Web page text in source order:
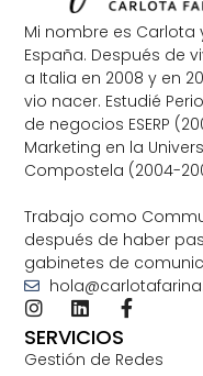
Mi nombre es Carlota
España. Después de
a Italia en 2008 y en
vio nacer. Estudié
de negocios ESERP
Marketing en la
Compostela (2004-
Trabajo como
después de haber
gabinetes de
SERVICIOS
Gestión de Redes